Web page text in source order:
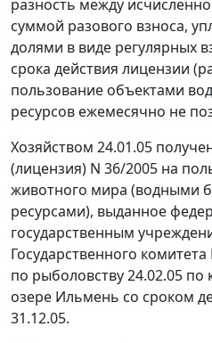
разность между
суммой разового взноса,
долями в виде регулярных
срока действия лицензии
пользование объектами
ресурсов ежемесячно не
Хозяйством 24.01.05
(лицензия) N 36/2005 на
животного мира (водными
ресурсами), выданное
государственным
Государственного
по рыболовству 24.02.05
озере Ильмень со сроком
31.12.05.